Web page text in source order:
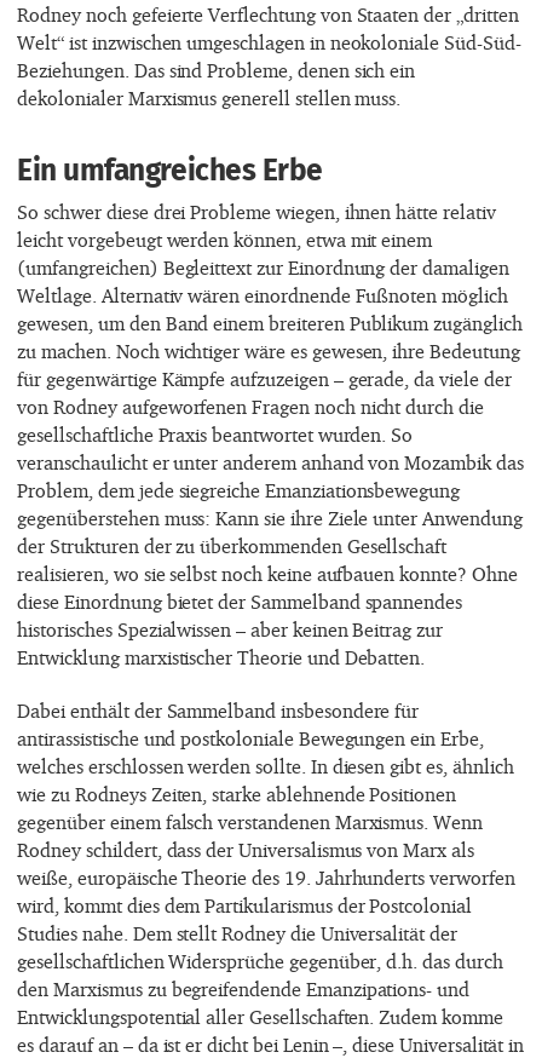
Rodney noch gefeierte Verflechtung von Staaten der „dritten
Welt“ ist inzwischen umgeschlagen in neokoloniale Süd-Süd-
Beziehungen. Das sind Probleme, denen sich ein
dekolonialer Marxismus generell stellen muss.
Ein umfangreiches Erbe
So schwer diese drei Probleme wiegen, ihnen hätte relativ
leicht vorgebeugt werden können, etwa mit einem
(umfangreichen) Begleittext zur Einordnung der damaligen
Weltlage. Alternativ wären einordnende Fußnoten möglich
gewesen, um den Band einem breiteren Publikum zugänglich
zu machen. Noch wichtiger wäre es gewesen, ihre Bedeutung
für gegenwärtige Kämpfe aufzuzeigen – gerade, da viele der
von Rodney aufgeworfenen Fragen noch nicht durch die
gesellschaftliche Praxis beantwortet wurden. So
veranschaulicht er unter anderem anhand von Mozambik das
Problem, dem jede siegreiche Emanziationsbewegung
gegenüberstehen muss: Kann sie ihre Ziele unter Anwendung
der Strukturen der zu überkommenden Gesellschaft
realisieren, wo sie selbst noch keine aufbauen konnte? Ohne
diese Einordnung bietet der Sammelband spannendes
historisches Spezialwissen – aber keinen Beitrag zur
Entwicklung marxistischer Theorie und Debatten.
Dabei enthält der Sammelband insbesondere für
antirassistische und postkoloniale Bewegungen ein Erbe,
welches erschlossen werden sollte. In diesen gibt es, ähnlich
wie zu Rodneys Zeiten, starke ablehnende Positionen
gegenüber einem falsch verstandenen Marxismus. Wenn
Rodney schildert, dass der Universalismus von Marx als
weiße, europäische Theorie des 19. Jahrhunderts verworfen
wird, kommt dies dem Partikularismus der Postcolonial
Studies nahe. Dem stellt Rodney die Universalität der
gesellschaftlichen Widersprüche gegenüber, d.h. das durch
den Marxismus zu begreifendende Emanzipations- und
Entwicklungspotential aller Gesellschaften. Zudem komme
es darauf an – da ist er dicht bei Lenin –, diese Universalität in